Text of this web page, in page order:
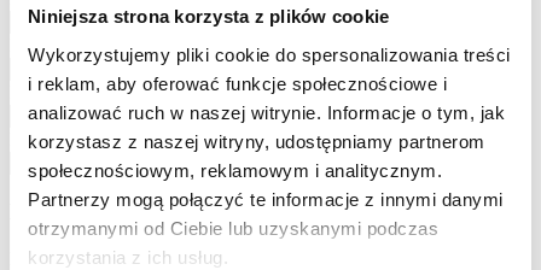
Niniejsza strona korzysta z plików cookie
Wykorzystujemy pliki cookie do spersonalizowania treści
i reklam, aby oferować funkcje społecznościowe i
analizować ruch w naszej witrynie. Informacje o tym, jak
korzystasz z naszej witryny, udostępniamy partnerom
społecznościowym, reklamowym i analitycznym.
Partnerzy mogą połączyć te informacje z innymi danymi
otrzymanymi od Ciebie lub uzyskanymi podczas
korzystania z ich usług.
Miasto *
Branża *
Kluczowe produkty zakładu *
Dane do faktury
Proszę uzupełnić dane niezbędne do wystawienia faktury VAT